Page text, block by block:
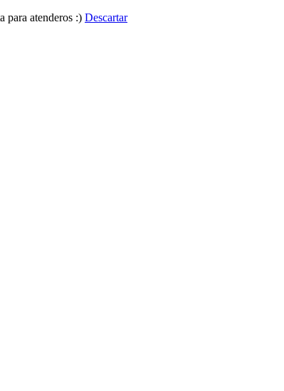
para atenderos :) Descartar